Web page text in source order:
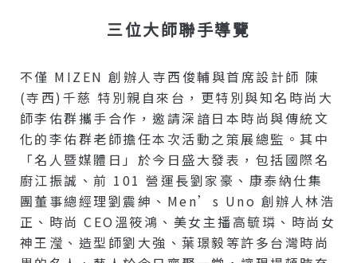
三位大師聯手導覽
不僅 MIZEN 創辦人寺西俊輔與首席設計師 陳
(寺西)千慈 特別親自來台，更特別與知名時尚大
師李佑群攜手合作，邀請深諳日本時尚與傳統文
化的李佑群老師擔任本次活動之策展總監。其中
「名人暨媒體日」於今日盛大發表，包括國際名
廚江振誠、前 101 營運長劉家豪、康泰納仕集
團董事總經理劉震紳、men’s Uno 創辦人林浩
正、時尚 CEO溫筱鴻、美女主播高毓璘、時尚女
神王瀅、造型師劉大強、葉璟毅等許多台灣時尚